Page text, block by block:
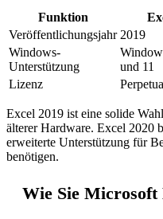
Funktion
Veröffentlichungsjahr 2019
Windows-
Unterstützung
und 11
Lizenz
Excel 2019 ist eine solide
älterer Hardware. Excel 2020
erweiterte Unterstützung für
benötigen.
Wie Sie Microsoft